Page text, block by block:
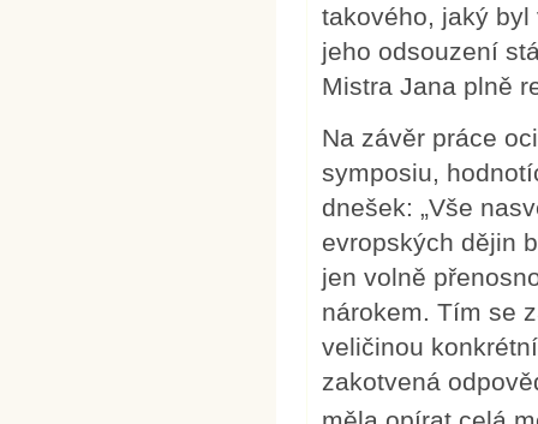
takového, jaký
jeho odsouzení
Mistra Jana plně
Na závěr práce
symposiu,
dnešek: „Vše
evropských dějin
jen volně
nárokem. Tím se
veličinou
zakotvená